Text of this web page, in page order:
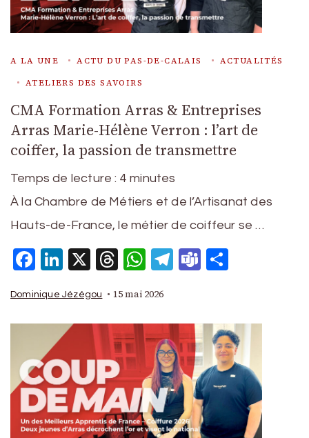
A LA UNE ACTU DU PAS-DE-CALAIS
ACTUALITÉS
ATELIERS DES SAVOIRS
CMA Formation Arras & Entreprises
Arras Marie-Hélène Verron : l’art de
coiffer, la passion de transmettre
Temps de lecture : 4 minutes
À la Chambre de Métiers et de l’Artisanat des
Hauts-de-France, le métier de coiffeur se …
Facebook
LinkedIn
X Threads
WhatsApp
Telegram
Teams
Dominique Jézégou 15 mai 2026